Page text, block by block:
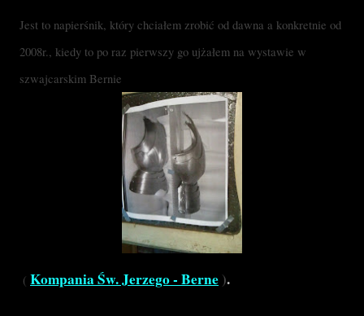
Jest to napierśnik, który chciałem zrobić od dawna a konkretnie od
2008r., kiedy to po raz pierwszy go ujżałem na wystawie w
szwajcarskim Bernie
( Kompania Św. Jerzego - Berne ).